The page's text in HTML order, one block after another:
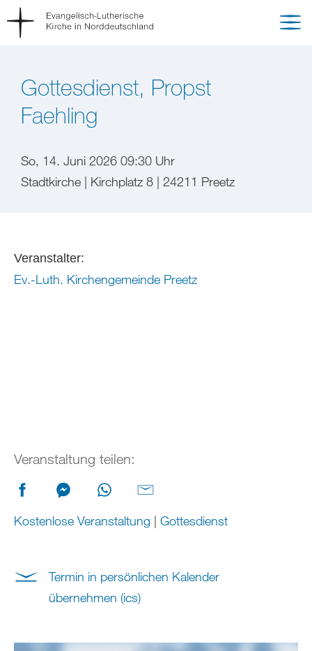
Gottesdienst, Propst
Faehling
So, 14. Juni 2026 09:30 Uhr
Stadtkirche | Kirchplatz 8 | 24211 Preetz
Veranstalter:
Ev.-Luth. Kirchengemeinde Preetz
Veranstaltung teilen:
Kostenlose Veranstaltung | Gottesdienst
Termin in persönlichen Kalender
übernehmen (ics)